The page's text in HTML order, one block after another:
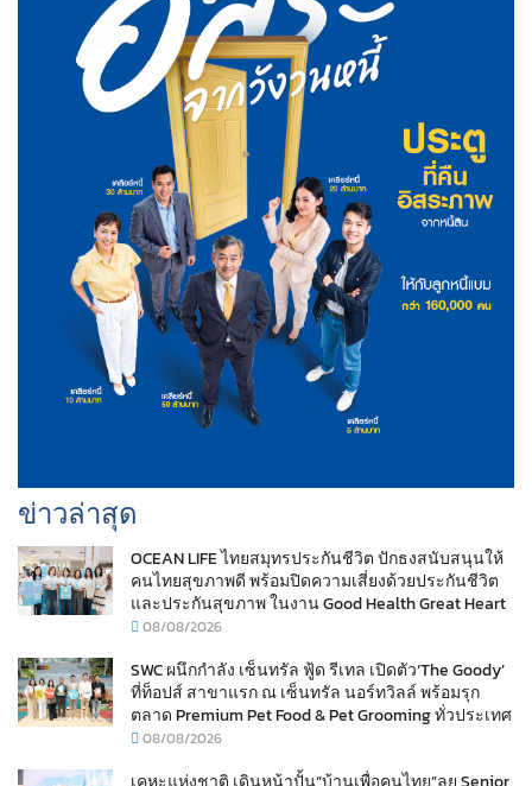
ข่าวล่าสุด
OCEAN LIFE ไทยสมุทรประกันชีวิต ปักธงสนับสนุนให้
คนไทยสุขภาพดี พร้อมปิดความเสี่ยงด้วยประกันชีวิต
และประกันสุขภาพ ในงาน Good Health Great Heart
08/08/2026
SWC ผนึกกำลัง เซ็นทรัล ฟู้ด รีเทล เปิดตัว‘The Goody’
ที่ท็อปส์ สาขาแรก ณ เซ็นทรัล นอร์ทวิลล์ พร้อมรุก
ตลาด Premium Pet Food & Pet Grooming ทั่วประเทศ
08/08/2026